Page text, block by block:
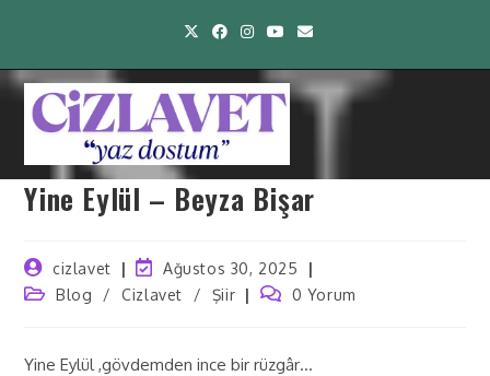
Yine Eylül – Beyza Bişar
cizlavet
Ağustos 30, 2025
Blog
/ Cizlavet / Şiir 0 Yorum
Yine Eylül ,gövdemden ince bir rüzgâr…